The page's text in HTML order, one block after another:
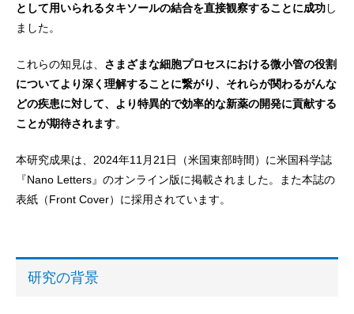
として用いられるタキソールの結合を直接観察することに成功し
ました。
これらの知見は、 さまざまな細胞プロセスにおける微小管の役割
についてより深く理解することに繋がり、それらが関わるがんな
どの疾患に対して、より特異的で効率的な新薬の開発に貢献する
ことが期待されます。
本研究成果は、2024年11月21日（米国東部時間）に米国科学誌
『Nano Letters』のオンライン版に掲載されました。また本誌の
表紙（Front Cover）に採用されています。
研究の背景